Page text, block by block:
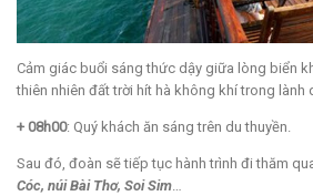
Cảm giác buổi sáng thức dậy giữa lòng biển
thiên nhiên đất trời hít hà không khí trong lành
+ 08h00: Quý khách ăn sáng trên du thuyền.
Sau đó, đoàn sẽ tiếp tục hành trình đi thăm
Cóc, núi Bài Thơ, Soi Sim